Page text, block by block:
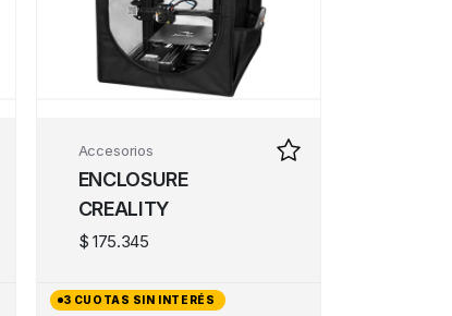
Accesorios
ENCLOSURE
CREALITY
$ 175.345
3 CUOTAS SIN INTERÉS